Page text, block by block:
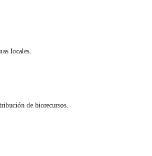
locales.
de biorecursos.